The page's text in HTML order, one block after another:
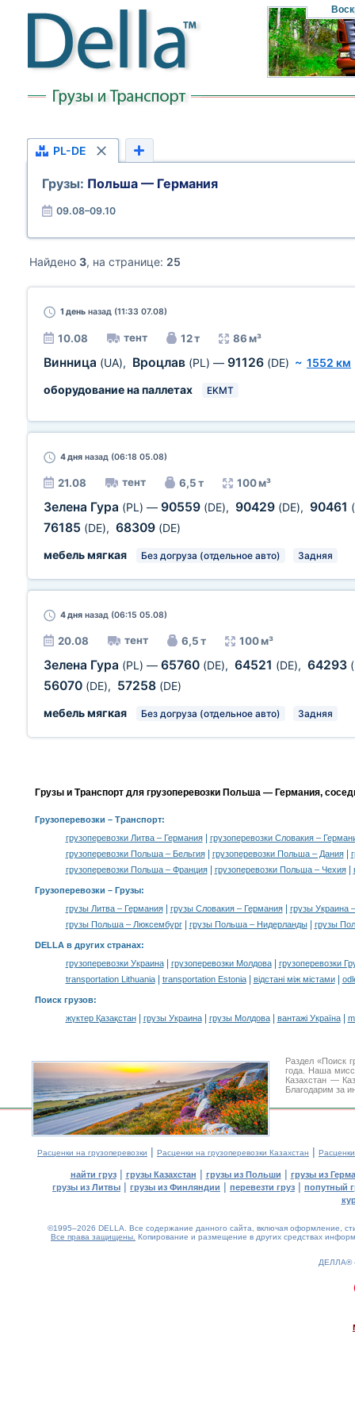
PL-DE
Грузы: Польша — Германия
09.08–09.10
Найдено 3, на странице: 25
1 день назад (11:33 07.08)
10.08 тент 12 т 86 м³
Винница (UA), Вроцлав (PL) — 91126 (DE) ~ 1552 км
оборудование на паллетах
EKMT
4 дня назад (06:18 05.08)
21.08 тент 6,5 т 100 м³
Зелена Гура (PL) — 90559 (DE), 90429 (DE), 90461
76185 (DE), 68309 (DE)
мебель мягкая
Без догруза (отдельное авто) Задняя
4 дня назад (06:15 05.08)
20.08 тент 6,5 т 100 м³
Зелена Гура (PL) — 65760 (DE), 64521 (DE), 64293
56070 (DE), 57258 (DE)
мебель мягкая
Без догруза (отдельное авто) Задняя
Грузы и Транспорт для грузоперевозки Польша — Германия,
Грузоперевозки – Транспорт:
грузоперевозки Литва – Германия|
грузоперевозки Словакия –
грузоперевозки Польша – Бельгия| грузоперевозки Польша – Дания|
грузоперевозки Польша – Франция| грузоперевозки Польша – Чехия|
Грузоперевозки – Грузы:
грузы Литва – Германия| грузы Словакия – Германия|
грузы Украина
грузы Польша – Люксембург| грузы Польша – Нидерланды| грузы
DELLA в других странах:
грузоперевозки Украина| грузоперевозки Молдова|
грузоперевозки
transportation Lithuania| transportation Estonia| відстані між містами|
Поиск грузов:
жүктер Қазақстан| грузы Украина| грузы Молдова| вантажі Україна|
Раздел «Поиск
года. Наша
Казахстан —
Благодарим за
Расценки на грузоперевозки | Расценки на грузоперевозки Казахстан |
найти груз| грузы Казахстан | грузы из Польши | грузы из
грузы из Литвы | грузы из Финляндии | перевезти груз | попутный
©1995–2026 DELLA. Все содержание данного сайта, включая оформление,
Все права защищены. Копирование и размещение в других средствах